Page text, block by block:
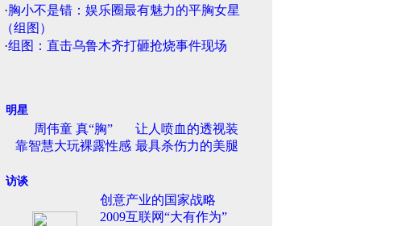
·胸小不是错：娱乐圈最有魅力的平胸女星
（组图）
·组图：直击乌鲁木齐打砸抢烧事件现场
明星
周伟童 真“胸”
让人喷血的透视装
靠智慧大玩裸露性感 最具杀伤力的美腿
访谈
创意产业的国家战略
2009互联网“大有作为”